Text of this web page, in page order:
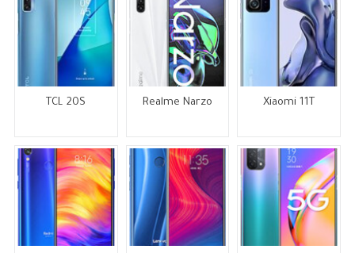
TCL 20S Realme Narzo Xiaomi 11T